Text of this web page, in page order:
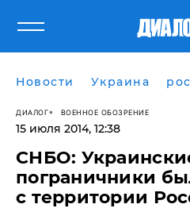
Новости Украина
ДИАЛОГ ВОЕННОЕ ОБОЗРЕНИЕ
15 июля 2014, 12:38
СНБО:
пограничники
с территории